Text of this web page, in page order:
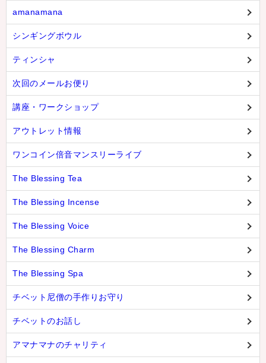
amanamana
シンギングボウル
ティンシャ
次回のメールお便り
講座・ワークショップ
アウトレット情報
ワンコイン倍音マンスリーライブ
The Blessing Tea
The Blessing Incense
The Blessing Voice
The Blessing Charm
The Blessing Spa
チベット尼僧の手作りお守り
チベットのお話し
アマナマナのチャリティ